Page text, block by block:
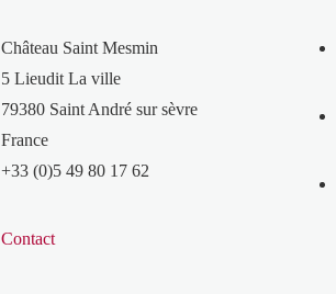
Château Saint Mesmin
5 Lieudit La ville
79380 Saint André sur sèvre
France
+33 (0)5 49 80 17 62
Contact